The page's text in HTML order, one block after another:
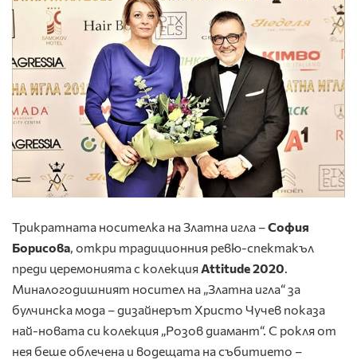
Трикратната носителка на Златна игла –София
Борисова, откри традиционния ревю-спектакъл
преди церемонията с колекцияAttitude 2020.
Миналогодишният носител на „Златна игла“ за
булчинска мода – дизайнерът Христо Чучев показа
най-новата си колекция „Розов диамант“. С рокля от
нея беше облечена и водещата на събитието –